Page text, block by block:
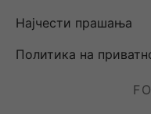
Најчести прашања
Политика на